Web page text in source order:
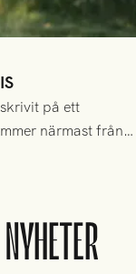
på ett
närmast från